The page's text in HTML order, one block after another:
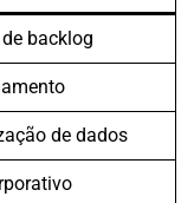
backlog
de dados